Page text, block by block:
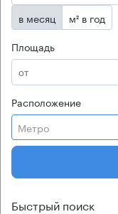
в месяц
м² в год
Площадь
Расположение
Метро
Быстрый поиск